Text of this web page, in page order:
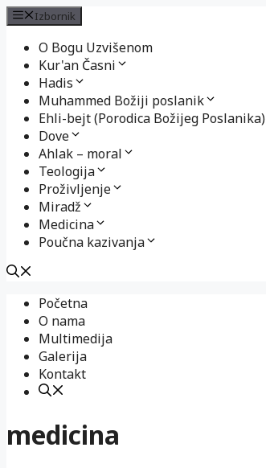
Izbornik
O Bogu Uzvišenom
Kur'an Časni
Hadis
Muhammed Božiji poslanik
Ehli-bejt (Porodica Božijeg Poslanika)
Dove
Ahlak – moral
Teologija
Proživljenje
Miradž
Medicina
Poučna kazivanja
sadržaj
Početna
O nama
Multimedija
Galerija
Kontakt
medicina